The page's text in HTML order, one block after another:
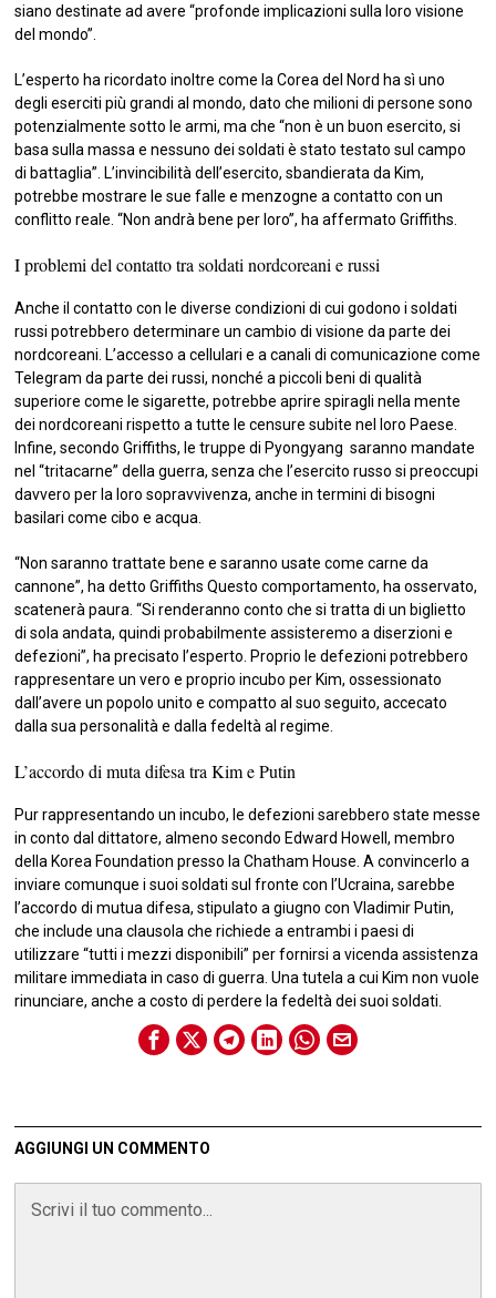
siano destinate ad avere “profonde implicazioni sulla loro visione
del mondo”.
L’esperto ha ricordato inoltre come la Corea del Nord ha sì uno
degli eserciti più grandi al mondo, dato che milioni di persone sono
potenzialmente sotto le armi, ma che “non è un buon esercito, si
basa sulla massa e nessuno dei soldati è stato testato sul campo
di battaglia”. L’invincibilità dell’esercito, sbandierata da Kim,
potrebbe mostrare le sue falle e menzogne a contatto con un
conflitto reale. “Non andrà bene per loro”, ha affermato Griffiths.
I problemi del contatto tra soldati nordcoreani e russi
Anche il contatto con le diverse condizioni di cui godono i soldati
russi potrebbero determinare un cambio di visione da parte dei
nordcoreani. L’accesso a cellulari e a canali di comunicazione come
Telegram da parte dei russi, nonché a piccoli beni di qualità
superiore come le sigarette, potrebbe aprire spiragli nella mente
dei nordcoreani rispetto a tutte le censure subite nel loro Paese.
Infine, secondo Griffiths, le truppe di Pyongyang saranno mandate
nel “tritacarne” della guerra, senza che l’esercito russo si preoccupi
davvero per la loro sopravvivenza, anche in termini di bisogni
basilari come cibo e acqua.
“Non saranno trattate bene e saranno usate come carne da
cannone”, ha detto Griffiths Questo comportamento, ha osservato,
scatenerà paura. “Si renderanno conto che si tratta di un biglietto
di sola andata, quindi probabilmente assisteremo a diserzioni e
defezioni”, ha precisato l’esperto. Proprio le defezioni potrebbero
rappresentare un vero e proprio incubo per Kim, ossessionato
dall’avere un popolo unito e compatto al suo seguito, accecato
dalla sua personalità e dalla fedeltà al regime.
L’accordo di muta difesa tra Kim e Putin
Pur rappresentando un incubo, le defezioni sarebbero state messe
in conto dal dittatore, almeno secondo Edward Howell, membro
della Korea Foundation presso la Chatham House. A convincerlo a
inviare comunque i suoi soldati sul fronte con l’Ucraina, sarebbe
l’accordo di mutua difesa, stipulato a giugno con Vladimir Putin,
che include una clausola che richiede a entrambi i paesi di
utilizzare “tutti i mezzi disponibili” per fornirsi a vicenda assistenza
militare immediata in caso di guerra. Una tutela a cui Kim non vuole
rinunciare, anche a costo di perdere la fedeltà dei suoi soldati.
AGGIUNGI UN COMMENTO